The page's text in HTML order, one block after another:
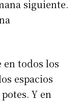
siguiente.
en todos los
espacios
Y en